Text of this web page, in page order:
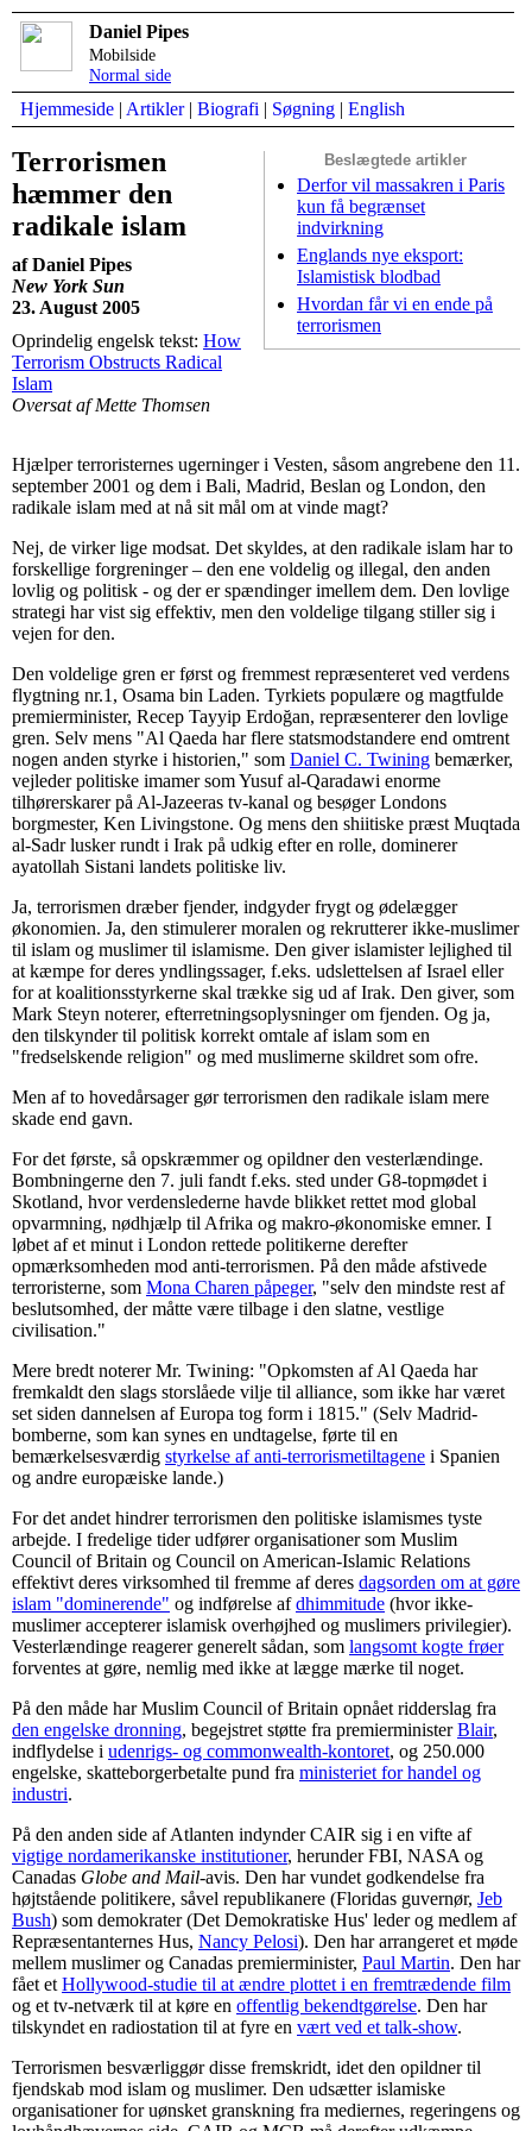
Daniel Pipes
Mobilside
Normal side
Hjemmeside | Artikler| Biografi | Søgning | English
Beslægtede artikler
Derfor vil massakren i Paris
kun få begrænset
indvirkning
Englands nye eksport:
Islamistisk blodbad
Hvordan får vi en ende på
terrorismen
Terrorismen
hæmmer den
radikale islam
af Daniel Pipes
New York Sun
23. August 2005
Oprindelig engelsk tekst: How
Terrorism Obstructs Radical
Islam
Oversat af Mette Thomsen
Hjælper terroristernes ugerninger i Vesten, såsom angrebene den 11.
september 2001 og dem i Bali, Madrid, Beslan og London, den
radikale islam med at nå sit mål om at vinde magt?
Nej, de virker lige modsat. Det skyldes, at den radikale islam har to
forskellige forgreninger – den ene voldelig og illegal, den anden
lovlig og politisk - og der er spændinger imellem dem. Den lovlige
strategi har vist sig effektiv, men den voldelige tilgang stiller sig i
vejen for den.
Den voldelige gren er først og fremmest repræsenteret ved verdens
flygtning nr.1, Osama bin Laden. Tyrkiets populære og magtfulde
premierminister, Recep Tayyip Erdoğan, repræsenterer den lovlige
gren. Selv mens "Al Qaeda har flere statsmodstandere end omtrent
nogen anden styrke i historien," som Daniel C. Twining bemærker,
vejleder politiske imamer som Yusuf al-Qaradawi enorme
tilhørerskarer på Al-Jazeeras tv-kanal og besøger Londons
borgmester, Ken Livingstone. Og mens den shiitiske præst Muqtada
al-Sadr lusker rundt i Irak på udkig efter en rolle, dominerer
ayatollah Sistani landets politiske liv.
Ja, terrorismen dræber fjender, indgyder frygt og ødelægger
økonomien. Ja, den stimulerer moralen og rekrutterer ikke-muslimer
til islam og muslimer til islamisme. Den giver islamister lejlighed til
at kæmpe for deres yndlingssager, f.eks. udslettelsen af Israel eller
for at koalitionsstyrkerne skal trække sig ud af Irak. Den giver, som
Mark Steyn noterer, efterretningsoplysninger om fjenden. Og ja,
den tilskynder til politisk korrekt omtale af islam som en
"fredselskende religion" og med muslimerne skildret som ofre.
Men af to hovedårsager gør terrorismen den radikale islam mere
skade end gavn.
For det første, så opskræmmer og opildner den vesterlændinge.
Bombningerne den 7. juli fandt f.eks. sted under G8-topmødet i
Skotland, hvor verdenslederne havde blikket rettet mod global
opvarmning, nødhjælp til Afrika og makro-økonomiske emner. I
løbet af et minut i London rettede politikerne derefter
opmærksomheden mod anti-terrorismen. På den måde afstivede
terroristerne, som Mona Charen påpeger, "selv den mindste rest af
beslutsomhed, der måtte være tilbage i den slatne, vestlige
civilisation."
Mere bredt noterer Mr. Twining: "Opkomsten af Al Qaeda har
fremkaldt den slags storslåede vilje til alliance, som ikke har været
set siden dannelsen af Europa tog form i 1815." (Selv Madrid-
bomberne, som kan synes en undtagelse, førte til en
bemærkelsesværdig styrkelse af anti-terrorismetiltagene i Spanien
og andre europæiske lande.)
For det andet hindrer terrorismen den politiske islamismes tyste
arbejde. I fredelige tider udfører organisationer som Muslim
Council of Britain og Council on American-Islamic Relations
effektivt deres virksomhed til fremme af deres dagsorden om at gøre
islam "dominerende" og indførelse afdhimmitude (hvor ikke-
muslimer accepterer islamisk overhøjhed og muslimers privilegier).
Vesterlændinge reagerer generelt sådan, som langsomt kogte frøer
forventes at gøre, nemlig med ikke at lægge mærke til noget.
På den måde har Muslim Council of Britain opnået ridderslag fra
den engelske dronning, begejstret støtte fra premierministerBlair,
indflydelse i udenrigs- og commonwealth-kontoret, og 250.000
engelske, skatteborgerbetalte pund fra ministeriet for handel og
industri.
På den anden side af Atlanten indynder CAIR sig i en vifte af
vigtige nordamerikanske institutioner, herunder FBI, NASA og
Canadas Globe and Mail-avis. Den har vundet godkendelse fra
højtstående politikere, såvel republikanere (Floridas guvernør, Jeb
Bush) som demokrater (Det Demokratiske Hus' leder og medlem af
Repræsentanternes Hus, Nancy Pelosi). Den har arrangeret et møde
mellem muslimer og Canadas premierminister, Paul Martin. Den har
fået et Hollywood-studie til at ændre plottet i en fremtrædende film
og et tv-netværk til at køre en offentlig bekendtgørelse. Den har
tilskyndet en radiostation til at fyre en vært ved et talk-show.
Terrorismen besværliggør disse fremskridt, idet den opildner til
fjendskab mod islam og muslimer. Den udsætter islamiske
organisationer for uønsket granskning fra mediernes, regeringens og